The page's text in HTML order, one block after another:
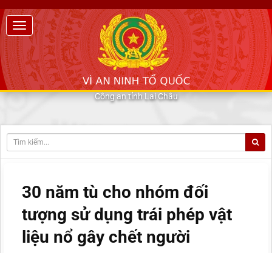
Công an tỉnh Lai Châu
30 năm tù cho nhóm đối
tượng sử dụng trái phép vật
liệu nổ gây chết người